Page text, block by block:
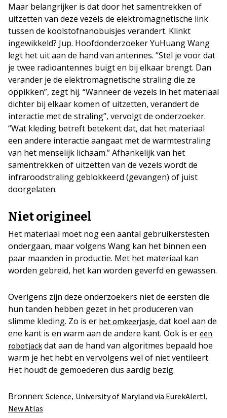
Maar belangrijker is dat door het samentrekken of
uitzetten van deze vezels de elektromagnetische link
tussen de koolstofnanobuisjes verandert. Klinkt
ingewikkeld? Jup. Hoofdonderzoeker YuHuang Wang
legt het uit aan de hand van antennes. “Stel je voor dat
je twee radioantennes buigt en bij elkaar brengt. Dan
verander je de elektromagnetische straling die ze
oppikken”, zegt hij. “Wanneer de vezels in het materiaal
dichter bij elkaar komen of uitzetten, verandert de
interactie met de straling”, vervolgt de onderzoeker.
“Wat kleding betreft betekent dat, dat het materiaal
een andere interactie aangaat met de warmtestraling
van het menselijk lichaam.” Afhankelijk van het
samentrekken of uitzetten van de vezels wordt de
infraroodstraling geblokkeerd (gevangen) of juist
doorgelaten.
Niet origineel
Het materiaal moet nog een aantal gebruikerstesten
ondergaan, maar volgens Wang kan het binnen een
paar maanden in productie. Met het materiaal kan
worden gebreid, het kan worden geverfd en gewassen.
Overigens zijn deze onderzoekers niet de eersten die
hun tanden hebben gezet in het produceren van
slimme kleding. Zo is er het omkeerjasje, dat koel aan de
ene kant is en warm aan de andere kant. Ook is er een
robotjack dat aan de hand van algoritmes bepaald hoe
warm je het hebt en vervolgens wel of niet ventileert.
Het houdt de gemoederen dus aardig bezig.
Bronnen: Science, University of Maryland via EurekAlert!,
New Atlas